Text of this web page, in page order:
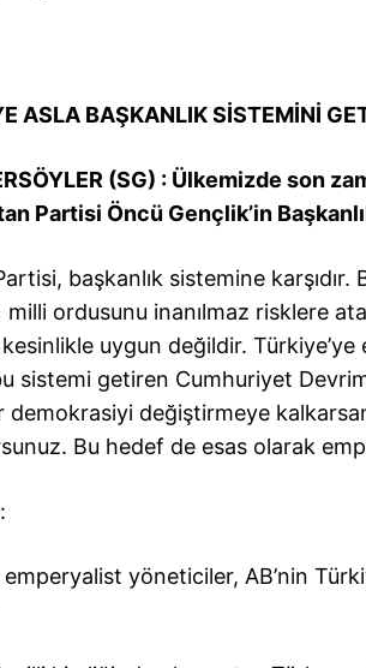
ASLA BAŞKANLIK SİSTEMİNİ
(SG) : Ülkemizde son
Partisi Öncü Gençlik’in
başkanlık sistemine karşıdır.
ordusunu inanılmaz risklere
uygun değildir.
sistemi getiren Cumhuriyet
demokrasiyi değiştirmeye
Bu hedef de esas olarak
emperyalist yöneticiler, AB’nin